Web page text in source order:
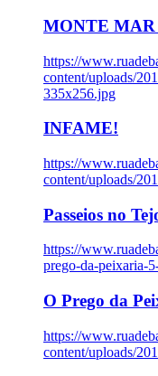
MONTE
https://
content/uploads/
335x256.jpg
INFAME!
https://
content/uploads/
Passeios no
https://
prego-da-peixaria-
O Prego da
https://
content/uploads/